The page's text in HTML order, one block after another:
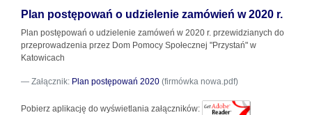
Plan postępowań o udzielenie zamówień w 2020 r.
Plan postępowań o udzielenie zamóweń w 2020 r. przewidzianych do
przeprowadzenia przez Dom Pomocy Społecznej "Przystań" w
Katowicach
Załącznik: Plan postępowań 2020 (firmówka nowa.pdf)
Pobierz aplikację do wyświetlania załączników: